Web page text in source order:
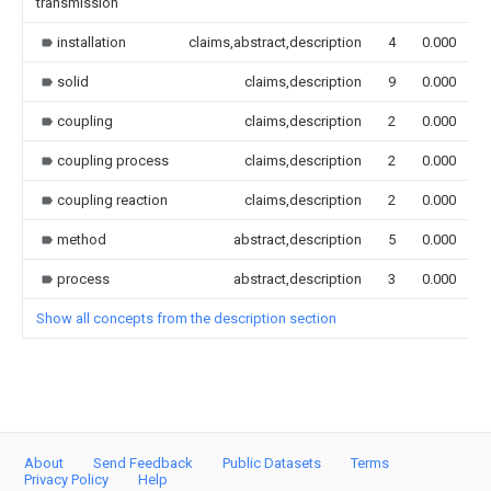
installation claims,abstract,description 4 0.000
solid claims,description 9 0.000
coupling claims,description 2 0.000
coupling process claims,description 2 0.000
coupling reaction claims,description 2 0.000
method abstract,description 5 0.000
process abstract,description 3 0.000
Show all concepts from the description section
About Send Feedback Public Datasets
Terms
Privacy Policy
Help